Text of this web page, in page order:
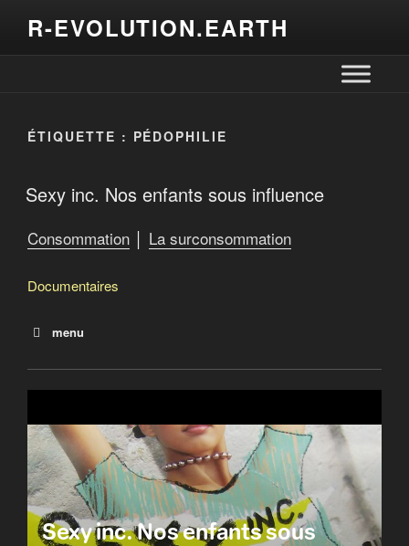
R-EVOLUTION.EARTH
ÉTIQUETTE : PÉDOPHILIE
Sexy inc. Nos enfants sous influence
Consommation │ La surconsommation
Documentaires
menu
L’obsolescence programmée